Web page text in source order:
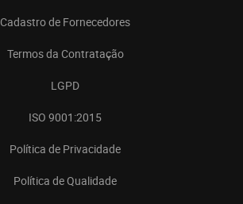
Cadastro de Fornecedores
Termos da Contratação
LGPD
ISO 9001:2015
Política de Privacidade
Política de Qualidade